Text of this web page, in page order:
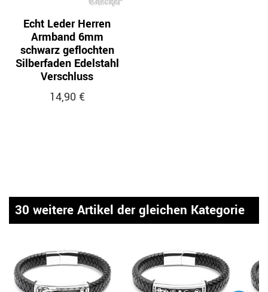
Echt Leder Herren
Armband 6mm
schwarz geflochten
Silberfaden Edelstahl
Verschluss
14,90 €
30 weitere Artikel der gleichen Kategorie